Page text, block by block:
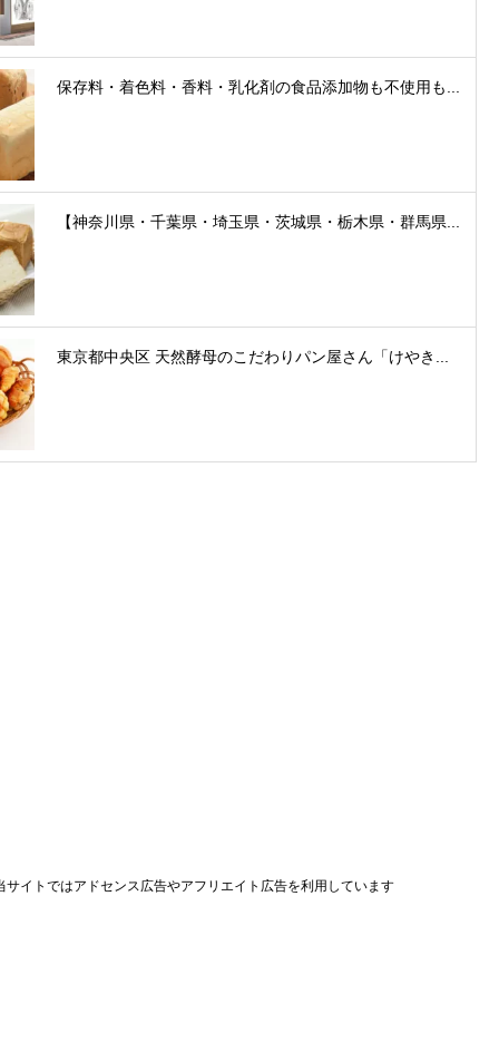
保存料・着色料・香料・乳化剤の食品添加物も不使用も...
【神奈川県・千葉県・埼玉県・茨城県・栃木県・群馬県...
東京都中央区 天然酵母のこだわりパン屋さん「けやき...
サイトではアドセンス広告やアフリエイト広告を利用しています